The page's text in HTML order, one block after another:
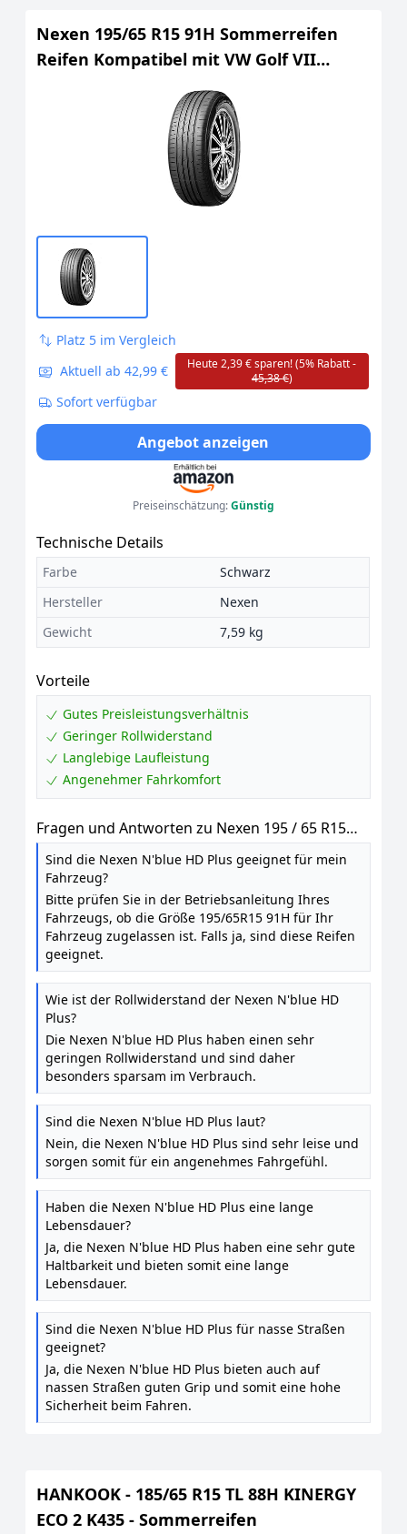
Nexen 195/65 R15 91H Sommerreifen
Reifen Kompatibel mit VW Golf VII
Schrägheck 5G1, BQ1, BE1, BE2 Golf IV
Schrägheck 1J1 GOLF VI 5K1 Golf V
Schrägheck 1K1 TOURAN 1T1, 1T2
Platz 5 im Vergleich
Aktuell ab 42,99 €
Heute 2,39 € sparen! (5% Rabatt -
45,38 €)
Sofort verfügbar
Angebot anzeigen
Preiseinschätzung:Günstig
Technische Details
Farbe
Schwarz
Hersteller
Nexen
Gewicht
7,59 kg
Vorteile
Gutes Preisleistungsverhältnis
Geringer Rollwiderstand
Langlebige Laufleistung
Angenehmer Fahrkomfort
Fragen und Antworten zu Nexen 195 / 65 R15
91H Sommerreifen Reifen Kompatibel mit VW
Golf VII Schrägheck 5G1, BQ1, BE1, BE2 Golf IV
Schrägheck 1J1 GOLF VI 5K1 Golf V Schrägheck
1K1 TOURAN 1T1, 1T2
Sind die Nexen N'blue HD Plus geeignet für mein
Fahrzeug?
Bitte prüfen Sie in der Betriebsanleitung Ihres
Fahrzeugs, ob die Größe 195/65R15 91H für Ihr
Fahrzeug zugelassen ist. Falls ja, sind diese Reifen
geeignet.
Wie ist der Rollwiderstand der Nexen N'blue HD
Plus?
Die Nexen N'blue HD Plus haben einen sehr
geringen Rollwiderstand und sind daher
besonders sparsam im Verbrauch.
Sind die Nexen N'blue HD Plus laut?
Nein, die Nexen N'blue HD Plus sind sehr leise und
sorgen somit für ein angenehmes Fahrgefühl.
Haben die Nexen N'blue HD Plus eine lange
Lebensdauer?
Ja, die Nexen N'blue HD Plus haben eine sehr gute
Haltbarkeit und bieten somit eine lange
Lebensdauer.
Sind die Nexen N'blue HD Plus für nasse Straßen
geeignet?
Ja, die Nexen N'blue HD Plus bieten auch auf
nassen Straßen guten Grip und somit eine hohe
Sicherheit beim Fahren.
HANKOOK - 185/65 R15 TL 88H KINERGY
ECO 2 K435 - Sommerreifen